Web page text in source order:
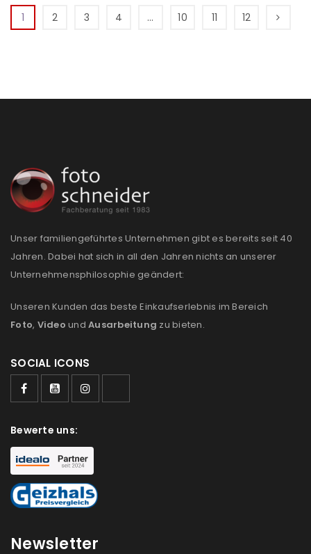
1 2 3 4 … 10 11 12
Unser familiengeführtes Unternehmen gibt es bereits seit 40
Jahren. Dabei hat sich in all den Jahren nichts an unserer
Unternehmensphilosophie geändert:
Unseren Kunden das beste Einkaufserlebnis im Bereich
Foto, Video und Ausarbeitung zu bieten.
SOCIAL ICONS
Bewerte uns:
Newsletter